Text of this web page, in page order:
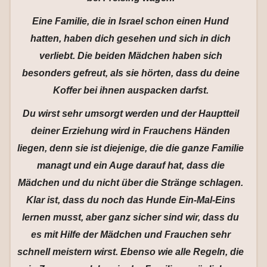
Eine Familie, die in Israel schon einen Hund
hatten, haben dich gesehen und sich in dich
verliebt. Die beiden Mädchen haben sich
besonders gefreut, als sie hörten, dass du deine
Koffer bei ihnen auspacken darfst.
Du wirst sehr umsorgt werden und der Hauptteil
deiner Erziehung wird in Frauchens Händen
liegen, denn sie ist diejenige, die die ganze Familie
managt und ein Auge darauf hat, dass die
Mädchen und du nicht über die Stränge schlagen.
Klar ist, dass du noch das Hunde Ein-Mal-Eins
lernen musst, aber ganz sicher sind wir, dass du
es mit Hilfe der Mädchen und Frauchen sehr
schnell meistern wirst. Ebenso wie alle Regeln, die